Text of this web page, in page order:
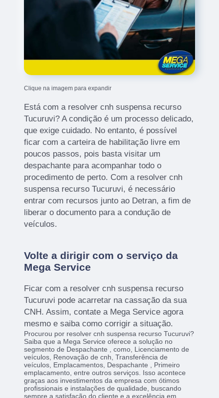
Clique na imagem para expandir
Está com a resolver cnh suspensa recurso
Tucuruvi? A condição é um processo delicado,
que exige cuidado. No entanto, é possível
ficar com a carteira de habilitação livre em
poucos passos, pois basta visitar um
despachante para acompanhar todo o
procedimento de perto. Com a resolver cnh
suspensa recurso Tucuruvi, é necessário
entrar com recursos junto ao Detran, a fim de
liberar o documento para a condução de
veículos.
Volte a dirigir com o serviço da
Mega Service
Ficar com a resolver cnh suspensa recurso
Tucuruvi pode acarretar na cassação da sua
CNH. Assim, contate a Mega Service agora
mesmo e saiba como corrigir a situação.
Procurou por resolver cnh suspensa recurso Tucuruvi?
Saiba que a Mega Service oferece a solução no
segmento de Despachante , como, Licenciamento de
veículos, Renovação de cnh, Transferência de
veículos, Emplacamentos, Despachante , Primeiro
emplacamento, entre outros serviços. Isso acontece
graças aos investimentos da empresa com ótimos
profissionais e instalações de qualidade, buscando
sempre a satisfação do cliente e a excelência em